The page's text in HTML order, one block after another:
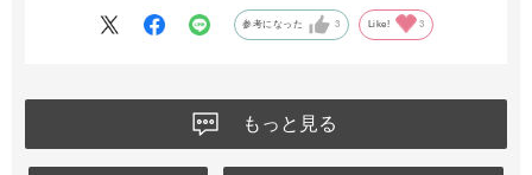
参考になった 3 Like! 3
もっと見る